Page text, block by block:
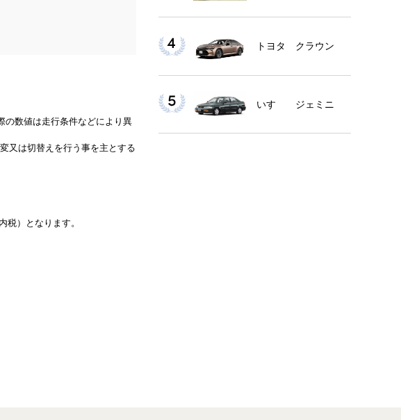
の数値は走行条件などにより異
又は切替えを行う事を主とする
税）となります。
トヨタ クラウン
いすゞ ジェミニ